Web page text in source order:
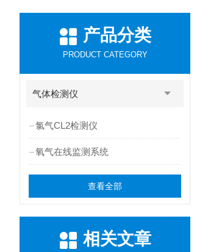
产品分类
PRODUCT CATEGORY
气体检测仪
氯气CL2检测仪
氧气在线监测系统
查看全部
相关文章